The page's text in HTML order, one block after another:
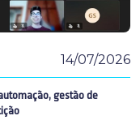
14/07/2026
gestão de